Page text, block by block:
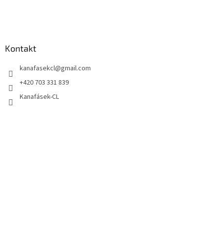
Kontakt
kanafasekcl@gmail.com
+420 703 331 839
Kanafásek-CL